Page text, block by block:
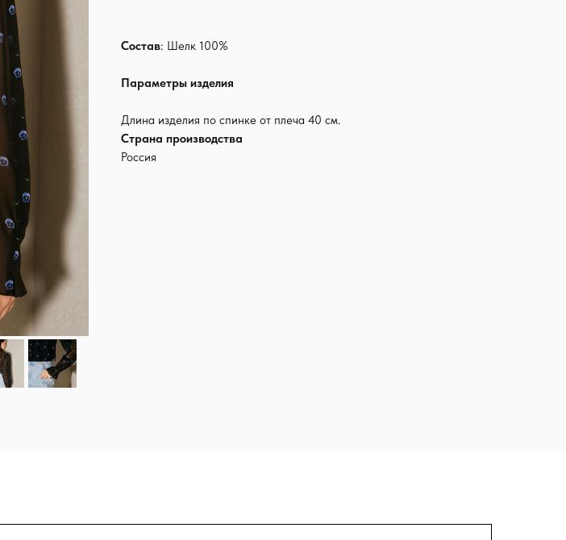
Состав: Шелк 100%
Параметры изделия
Длина изделия по спинке от плеча 40 см.
Страна производства
Россия